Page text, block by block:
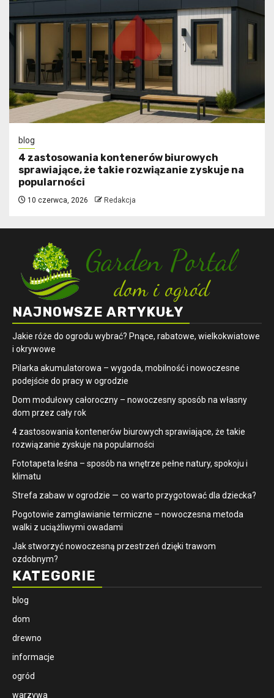
blog
4 zastosowania kontenerów biurowych
sprawiające, że takie rozwiązanie zyskuje na
popularności
10 czerwca, 2026 Redakcja
NAJNOWSZE ARTYKUŁY
Jakie róże do ogrodu wybrać? Pnące, rabatowe, wielkokwiatowe
i okrywowe
Pilarka akumulatorowa – wygoda, mobilność i nowoczesne
podejście do pracy w ogrodzie
Dom modułowy całoroczny – nowoczesny sposób na własny
dom przez cały rok
4 zastosowania kontenerów biurowych sprawiające, że takie
rozwiązanie zyskuje na popularności
​Fototapeta leśna – sposób na wnętrze pełne natury, spokoju i
klimatu
Strefa zabaw w ogrodzie — co warto przygotować dla dziecka?
Pogotowie zamgławianie termiczne – nowoczesna metoda
walki z uciążliwymi owadami
Jak stworzyć nowoczesną przestrzeń dzięki trawom
ozdobnym?
KATEGORIE
blog
dom
drewno
informacje
ogród
warzywa